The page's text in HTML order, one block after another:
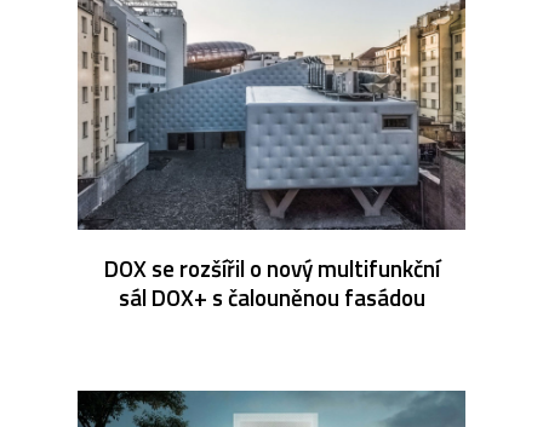
DOX se rozšířil o nový multifunkční
sál DOX+ s čalouněnou fasádou